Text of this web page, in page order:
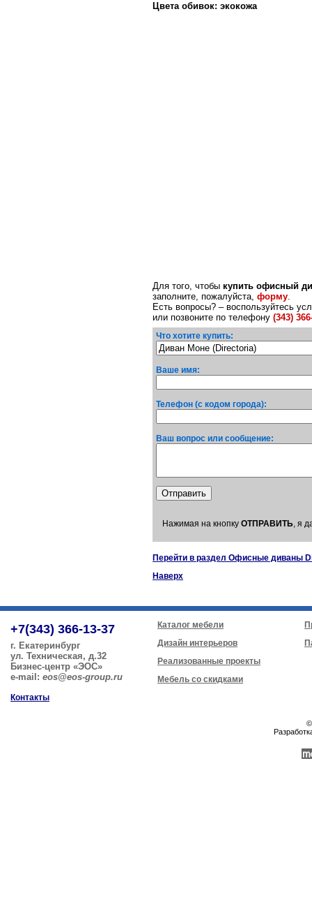
Цвета обивок: экокожа
Для того, чтобы купить офисный
заполните, пожалуйста, форму.
Есть вопросы? – воспользуйтесь
или позвоните по телефону (343)
Что хотите купить:
Ваше имя:
Телефон (с кодом города):
Ваш вопрос или сообщение:
Нажимая на кнопку ОТПРАВИТЬ, я
Перейти в раздел Офисные диваны
Наверх
+7(343) 366-13-37
г. Екатеринбург
ул. Техническая, д.32
Бизнес-центр «ЭОС»
e-mail: eos@eos-group.ru
Контакты
Каталог мебели
Дизайн интерьеров
Реализованные проекты
Мебель со скидками
©